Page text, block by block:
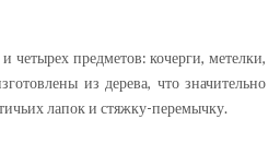
предметов: кочерги, метелки,
из дерева, что значительно
лапок и стяжку-перемычку.